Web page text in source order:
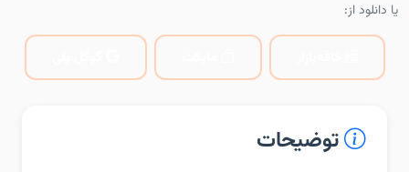
یا دانلود از:
توضیحات